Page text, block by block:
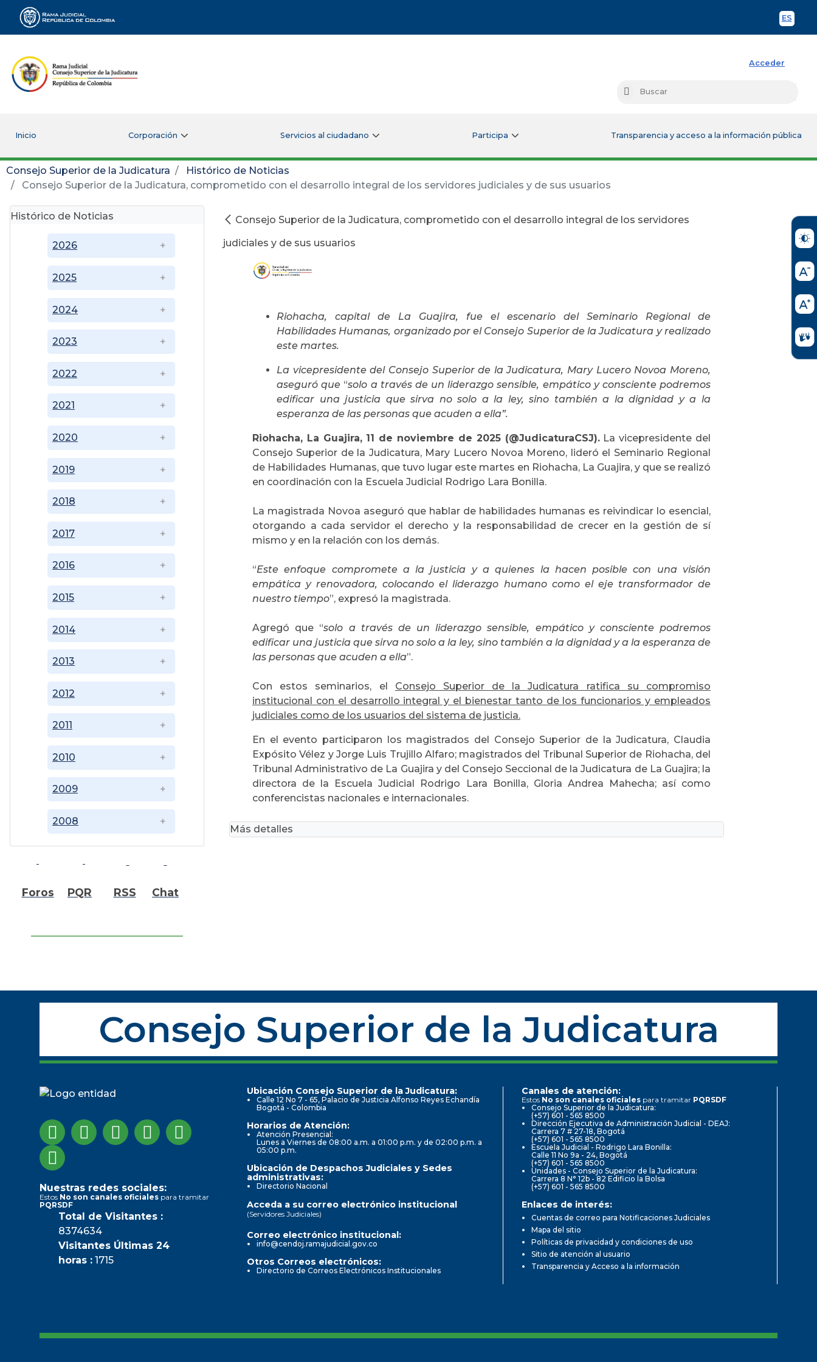
ES
Rama Judicial
Acceder
Buscar
Inicio Corporación Servicios al ciudadano Participa Transparencia y acceso a la información pública
Consejo Superior de la Judicatura
Histórico de Noticias
Consejo Superior de la Judicatura, comprometido con el desarrollo integral de los servidores judiciales y de sus usuarios
Histórico de Noticias
2008
2009
2010
2011
2012
2013
2014
2015
2016
2017
2018
2019
2020
2021
2022
2023
2024
2025
2026
Foros PQR RSS Chat
Consejo Superior de la Judicatura, comprometido con el desarrollo integral de los servidores
judiciales y de sus usuarios
Riohacha, capital de La Guajira, fue el escenario del Seminario Regional de
Habilidades Humanas, organizado por el Consejo Superior de la Judicatura y realizado
este martes.
La vicepresidente del Consejo Superior de la Judicatura, Mary Lucero Novoa Moreno,
aseguró que “solo a través de un liderazgo sensible, empático y consciente podremos
edificar una justicia que sirva no solo a la ley, sino también a la dignidad y a la
esperanza de las personas que acuden a ella”.
Riohacha, La Guajira, 11 de noviembre de 2025 (@JudicaturaCSJ). La vicepresidente del
Consejo Superior de la Judicatura, Mary Lucero Novoa Moreno, lideró el Seminario Regional
de Habilidades Humanas, que tuvo lugar este martes en Riohacha, La Guajira, y que se realizó
en coordinación con la Escuela Judicial Rodrigo Lara Bonilla.
La magistrada Novoa aseguró que hablar de habilidades humanas es reivindicar lo esencial,
otorgando a cada servidor el derecho y la responsabilidad de crecer en la gestión de sí
mismo y en la relación con los demás.
“Este enfoque compromete a la justicia y a quienes la hacen posible con una visión
empática y renovadora, colocando el liderazgo humano como el eje transformador de
nuestro tiempo”, expresó la magistrada.
Agregó que “solo a través de un liderazgo sensible, empático y consciente podremos
edificar una justicia que sirva no solo a la ley, sino también a la dignidad y a la esperanza de
las personas que acuden a ella”.
Con estos seminarios, el Consejo Superior de la Judicatura ratifica su compromiso
institucional con el desarrollo integral y el bienestar tanto de los funcionarios y empleados
judiciales como de los usuarios del sistema de justicia.
En el evento participaron los magistrados del Consejo Superior de la Judicatura, Claudia
Expósito Vélez y Jorge Luis Trujillo Alfaro; magistrados del Tribunal Superior de Riohacha, del
Tribunal Administrativo de La Guajira y del Consejo Seccional de la Judicatura de La Guajira; la
directora de la Escuela Judicial Rodrigo Lara Bonilla, Gloria Andrea Mahecha; así como
conferencistas nacionales e internacionales.
Más detalles
Consejo Superior de la Judicatura
Nuestras redes sociales:
Estos No son canales oficiales para tramitar
PQRSDF
Total de Visitantes :
8374634
Visitantes Últimas 24
horas : 1715
Ubicación Consejo Superior de la Judicatura:
Calle 12 No 7 - 65, Palacio de Justicia Alfonso Reyes Echandía
Bogotá - Colombia
Horarios de Atención:
Atención Presencial:
Lunes a Viernes de 08:00 a.m. a 01:00 p.m. y de 02:00 p.m. a
05:00 p.m.
Ubicación de Despachos Judiciales y Sedes
administrativas:
Directorio Nacional
Canales de atención:
Estos No son canales oficiales para tramitar PQRSDF
Consejo Superior de la Judicatura:
(+57) 601 - 565 8500
Dirección Ejecutiva de Administración Judicial - DEAJ:
Carrera 7 # 27-18, Bogotá
(+57) 601 - 565 8500
Escuela Judicial - Rodrigo Lara Bonilla:
Calle 11 No 9a - 24, Bogotá
(+57) 601 - 565 8500
Unidades - Consejo Superior de la Judicatura:
Carrera 8 N° 12b - 82 Edificio la Bolsa
(+57) 601 - 565 8500
Acceda a su correo electrónico institucional
(Servidores Judiciales)
Correo electrónico institucional:
info@cendoj.ramajudicial.gov.co
Otros Correos electrónicos:
Directorio de Correos Electrónicos Institucionales
Enlaces de interés:
Cuentas de correo para Notificaciones Judiciales
Mapa del sitio
Políticas de privacidad y condiciones de uso
Sitio de atención al usuario
Transparencia y Acceso a la información